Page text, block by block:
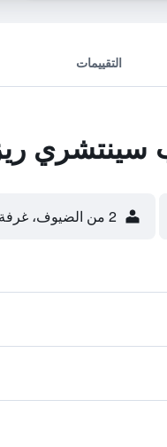
التقييمات
سينتشري
2 من الضيوف، غرفة واحدة